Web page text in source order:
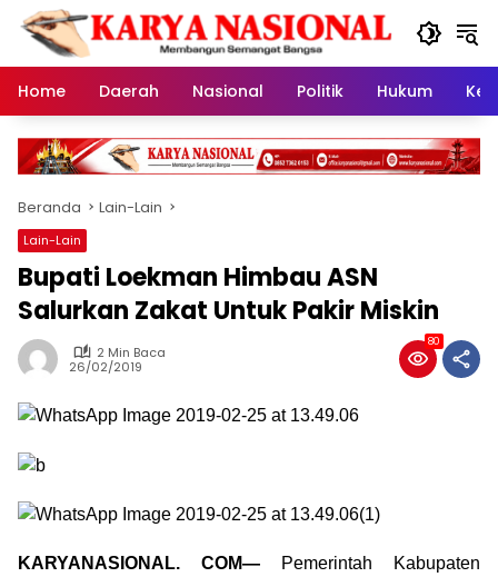
Langsung
konten
Home
Daerah Nasional Politik Hukum
Beranda Lain-Lain
Lain-Lain
Bupati Loekman Himbau ASN
Salurkan Zakat Untuk Pakir Miskin
2 Min Baca
26/02/2019
80
KARYANASIONAL. COM— Pemerintah Kabupaten